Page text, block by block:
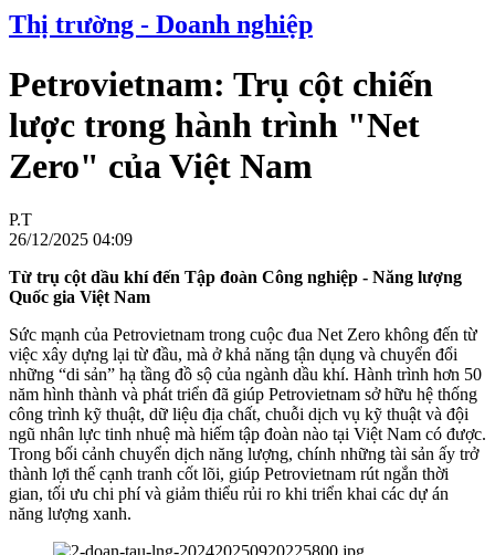
Thị trường - Doanh nghiệp
Petrovietnam: Trụ cột chiến
lược trong hành trình "Net
Zero" của Việt Nam
P.T
26/12/2025 04:09
Từ trụ cột dầu khí đến Tập đoàn Công nghiệp - Năng lượng
Quốc gia Việt Nam
Sức mạnh của Petrovietnam trong cuộc đua Net Zero không đến từ
việc xây dựng lại từ đầu, mà ở khả năng tận dụng và chuyển đổi
những “di sản” hạ tầng đồ sộ của ngành dầu khí. Hành trình hơn 50
năm hình thành và phát triển đã giúp Petrovietnam sở hữu hệ thống
công trình kỹ thuật, dữ liệu địa chất, chuỗi dịch vụ kỹ thuật và đội
ngũ nhân lực tinh nhuệ mà hiếm tập đoàn nào tại Việt Nam có được.
Trong bối cảnh chuyển dịch năng lượng, chính những tài sản ấy trở
thành lợi thế cạnh tranh cốt lõi, giúp Petrovietnam rút ngắn thời
gian, tối ưu chi phí và giảm thiểu rủi ro khi triển khai các dự án
năng lượng xanh.